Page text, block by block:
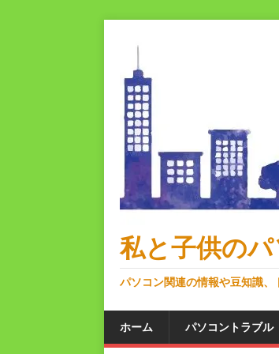
私と子供の
パソコン関連の情報や豆知識、
ホーム パソコントラブル